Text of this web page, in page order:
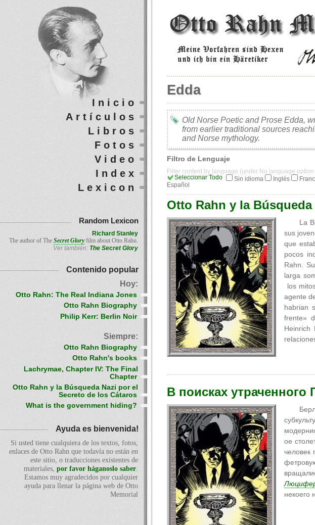
Edda
Old Norse Poetic and Prose Edda,
from earlier traditional sources
and Norse mythology.
Filtro de Lenguaje
Filter content by language (under No language
Seleccionar Todo
Sin idioma Inglés
Español
Otto Rahn y la
La
sus
que
pocos
Rahn.
larga
los
agente
habrian
frente»
Heinrich
В поисках утраченного
ое
человек
некоего
Inicio
Artículos
Libros
Fotos
Video
Index
Lexicon
Random Lexicon
Richard Stanley
The author of TheSecret Gloryfilm about Otto Rahn.
Ver también: The Secret Glory
Contenido popular
Hoy:
Otto Rahn: The Real Indiana Jones
Otto Rahn Biography
Philip Kerr: Berlin Noir
Siempre:
Otto Rahn Biography
Otto Rahn's books
Lachrymae, Chapter IV: The Final
Chapter
Otto Rahn y la Búsqueda Nazi por el
Secreto de los Cátaros
What is the government hiding?
Ayuda es bienvenida!
Si usted tiene cualquiera de los textos, fotos,
enlaces de Otto Rahn que todavía no están en
este sitio, o traducciones existentes de
materiales, por favor háganoslo saber.
Estamos muy agradecidos por cualquier
ayuda para llenar la página web de Otto
Memorial